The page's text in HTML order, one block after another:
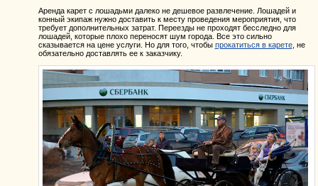
Аренда карет с лошадьми далеко не дешевое развлечение. Лошадей и
конный экипаж нужно доставить к месту проведения мероприятия, что
требует дополнительных затрат. Переезды не проходят бесследно для
лошадей, которые плохо переносят шум города. Все это сильно
сказывается на цене услуги. Но для того, чтобы прокатиться в карете, не
обязательно доставлять ее к заказчику.